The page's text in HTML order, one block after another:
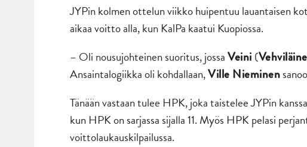
JYPin kolmen ottelun viikko huipentuu lauantaisen
aikaa voitto alla, kun KalPa kaatui Kuopiossa.
– Oli nousujohteinen suoritus, jossaVeini (
Ansaintalogiikka oli kohdallaan,Ville Nieminen
Tänään vastaan tulee HPK, joka taistelee JYPin
kun HPK on sarjassa sijalla 11. Myös HPK pelasi
voittolaukauskilpailussa.